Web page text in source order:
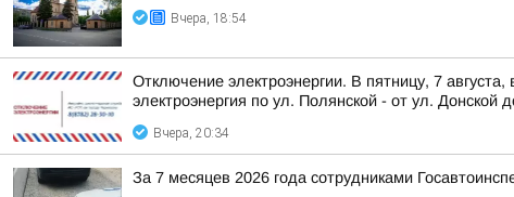
Вчера, 18:54
Отключение электроэнергии. В пятницу, 7
электроэнергия по ул. Полянской - от ул. Донской
Вчера, 20:34
За 7 месяцев 2026 года сотрудниками